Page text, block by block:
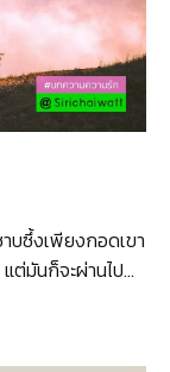
บซึ้งเพียงกอดเขา
ต่มันก็จะผ่านไป…